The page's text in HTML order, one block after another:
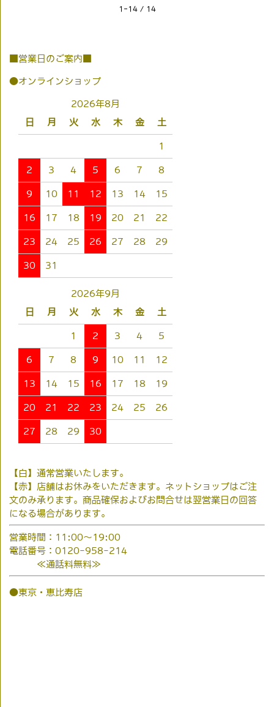
1-14 / 14
■営業日のご案内■
●オンラインショップ
2026年8月
日
月 火 水 木 金 土
1
2 3 4 5 6 7 8
9 10 11 12 13 14 15
16 17 18 19 20 21 22
23 24 25 26 27 28 29
30 31
2026年9月
日
月 火 水 木 金 土
1 2 3 4 5
6 7 8 9 10 11 12
13 14 15 16 17 18 19
20 21 22 23 24 25 26
27 28 29 30
【白】通常営業いたします。
【赤】店舗はお休みをいただきます。ネットショップはご注
文のみ承ります。商品確保およびお問合せは翌営業日の回答
になる場合があります。
営業時間：11:00～19:00
電話番号：0120-958-214
≪通話料無料≫
●東京・恵比寿店